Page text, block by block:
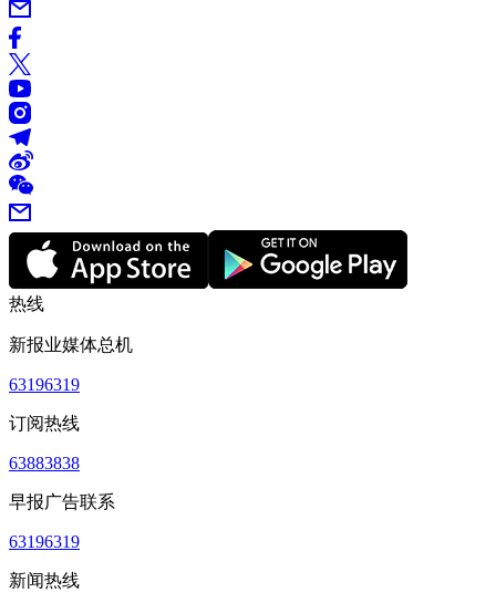
热线
新报业媒体总机
63196319
订阅热线
63883838
早报广告联系
63196319
新闻热线